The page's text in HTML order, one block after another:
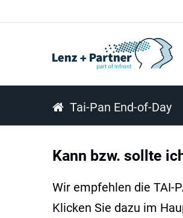
Tai-Pan End-of-Day
Kann bzw. sollte
Wir empfehlen die TAI-
Klicken Sie dazu im